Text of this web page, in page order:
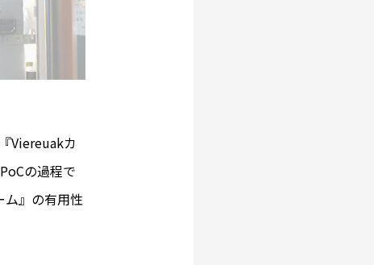
Viereuakカ
の過程で
ム』の有用性